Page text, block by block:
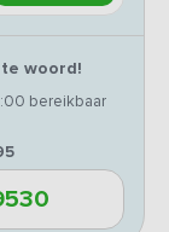
woord!
bereikbaar